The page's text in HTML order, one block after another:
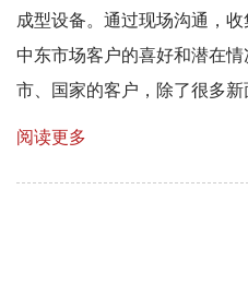
成型设备。通过现场沟通，
中东市场客户的喜好和潜在
市、国家的客户，除了很多新
阅读更多